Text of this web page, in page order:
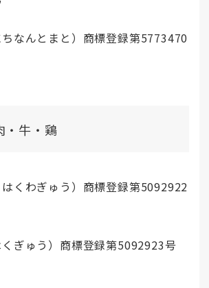
なんとまと）商標登録第5773470
・牛・鶏
くわぎゅう）商標登録第5092922
ぎゅう）商標登録第5092923号